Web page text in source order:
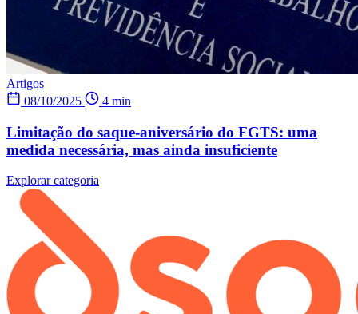
Artigos
08/10/2025
4 min
Limitação do saque-aniversário do FGTS: uma
medida necessária, mas ainda insuficiente
Explorar categoria